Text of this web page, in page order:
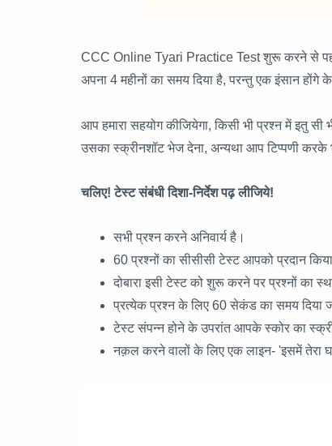
CCC Online Tyari Practice Test शुरू करने से
अपना 4 महीनों का समय दिया है, परन्तु एक इंसान होंगे के
आप हमारा सहयोग कीजियेगा, किसी भी प्रश्न में इतु
उसका स्क्रीनशॉट भेज देना, अन्यथा आप टिप्पणी करके
चलिए! टेस्ट संबंधी दिशा-निर्देश पढ़ लीजिये!
सभी प्रश्न करने अनिवार्य है।
60 प्रश्नों का सीसीसी टेस्ट आपको प्रदान
दोबारा इसी टेस्ट को शुरू करने पर प्रश्नों का
प्रत्येक प्रश्न के लिए 60 सेकंड का समय दिया
टेस्ट संपन्न होने के उपरांत आपके स्कोर का
नक़ल करने वालों के लिए एक लाइन- 'इसमें तेरा